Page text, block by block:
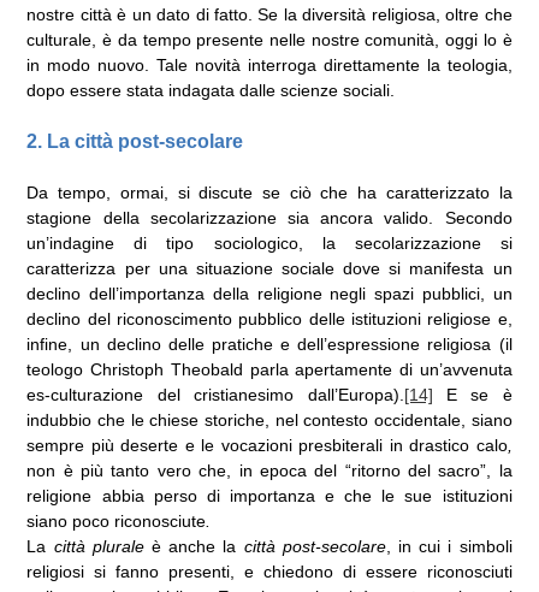
nostre città è un dato di fatto. Se la diversità religiosa, oltre che
culturale, è da tempo presente nelle nostre comunità, oggi lo è
in modo nuovo. Tale novità interroga direttamente la teologia,
dopo essere stata indagata dalle scienze sociali.
2. La città post-secolare
Da tempo, ormai, si discute se ciò che ha caratterizzato la
stagione della secolarizzazione sia ancora valido. Secondo
un’indagine di tipo sociologico, la secolarizzazione si
caratterizza per una situazione sociale dove si manifesta un
declino dell’importanza della religione negli spazi pubblici, un
declino del riconoscimento pubblico delle istituzioni religiose e,
infine, un declino delle pratiche e dell’espressione religiosa (il
teologo Christoph Theobald parla apertamente di un’avvenuta
es-culturazione del cristianesimo dall’Europa). [14] E se è
indubbio che le chiese storiche, nel contesto occidentale, siano
sempre più deserte e le vocazioni presbiterali in drastico calo,
non è più tanto vero che, in epoca del “ritorno del sacro”, la
religione abbia perso di importanza e che le sue istituzioni
siano poco riconosciute
La città pluraleè anche la città post-secolare, in cui i simboli
religiosi si fanno presenti, e chiedono di essere riconosciuti